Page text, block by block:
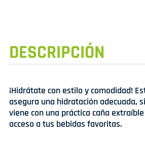
DESCRIPCIÓN
¡Hidrátate con estilo y comodidad!
asegura una hidratación adecuada,
viene con una práctica caña
acceso a tus bebidas favoritas.